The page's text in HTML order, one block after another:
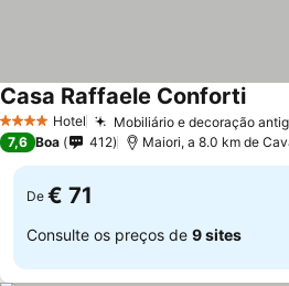
4 EstrelasHotel Mobiliário e decoração
Casa Raffaele ConfortiVer
7,6 Boa 412 Maiori, a 8.0 km de
De € 71
Consulte os preços de 9 sites